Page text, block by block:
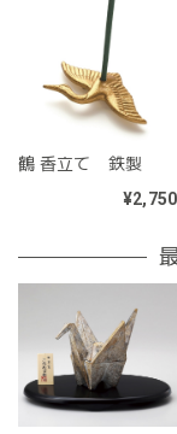
鶴 香立て 鉄製
¥2,750